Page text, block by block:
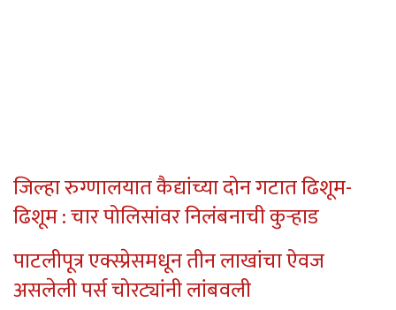
जिल्हा रुग्णालयात कैद्यांच्या दोन गटात ढिशूम-
ढिशूम : चार पोलिसांवर निलंबनाची कुर्‍हाड
पाटलीपूत्र एक्स्प्रेसमधून तीन लाखांचा ऐवज
असलेली पर्स चोरट्यांनी लांबवली